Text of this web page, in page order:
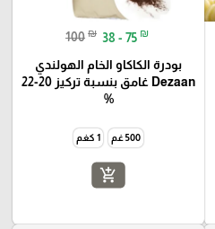
100 ₪ 38 - 75 ₪
بودرة الكاكاو الخام الهولندي
Dezaan غامق بنسبة تركيز 20-22
%
500 غم 1 كغم
add_shopping_cart